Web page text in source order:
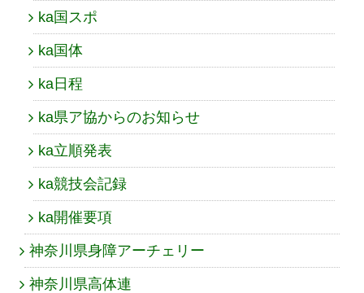
ka国スポ
ka国体
ka日程
ka県ア協からのお知らせ
ka立順発表
ka競技会記録
ka開催要項
神奈川県身障アーチェリー
神奈川県高体連